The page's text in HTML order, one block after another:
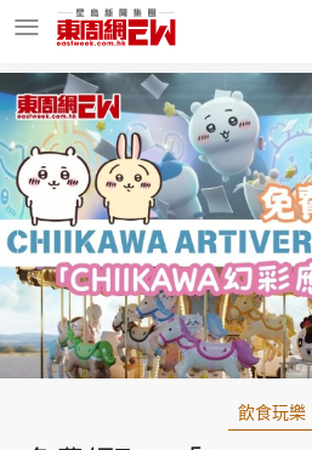
明星名人
東周Ladies
東周食玩通
飲食玩樂